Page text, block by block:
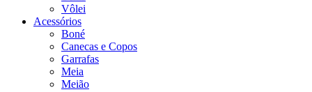
Vôlei
Acessórios
Boné
Canecas e Copos
Garrafas
Meia
Meião